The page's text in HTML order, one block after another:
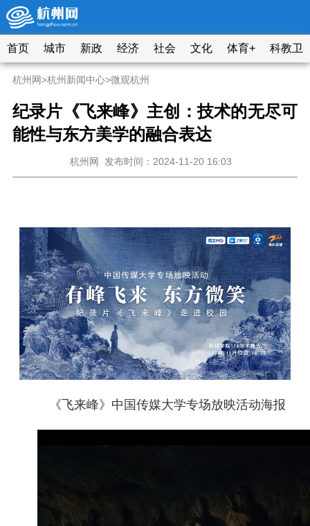
首页 城市 新政 经济 社会 文化 体育+ 科教卫
杭州网>杭州新闻中心>微观杭州
纪录片《飞来峰》主创：技术的无尽可
能性与东方美学的融合表达
杭州网 发布时间：2024-11-20 16:03
《飞来峰》中国传媒大学专场放映活动海报